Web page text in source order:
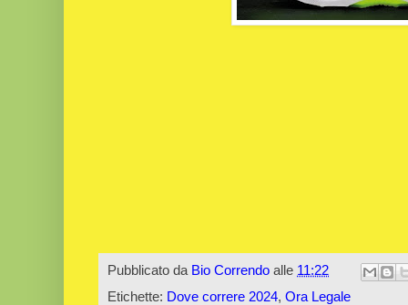
Pubblicato da Bio Correndo alle 11:22
Etichette: Dove correre 2024, Ora Legale